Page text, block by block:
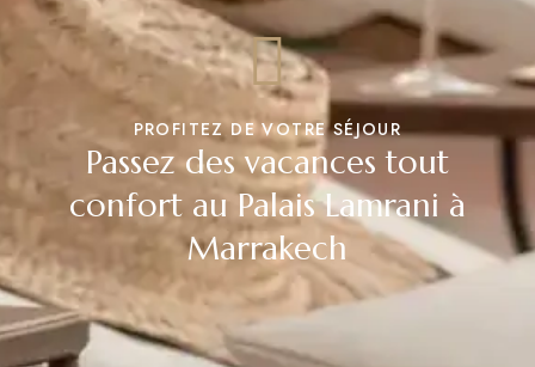
PROFITEZ DE VOTRE SÉJOUR
Passez des vacances tout
confort au Palais Lamrani à
Marrakech